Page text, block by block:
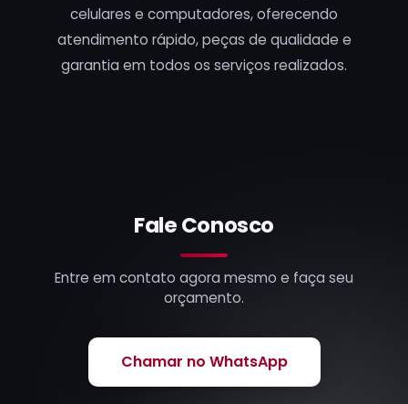
celulares e computadores, oferecendo
atendimento rápido, peças de qualidade e
garantia em todos os serviços realizados.
Fale Conosco
Entre em contato agora mesmo e faça seu
orçamento.
Chamar no WhatsApp